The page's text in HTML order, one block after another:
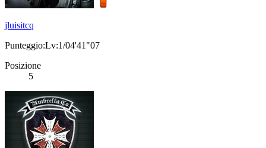
jluisitcq
Punteggio:Lv:1/04'41"07
Posizione
5